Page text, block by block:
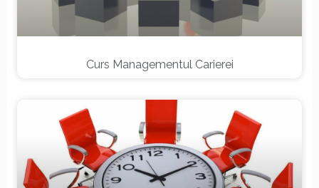
Curs Managementul Carierei